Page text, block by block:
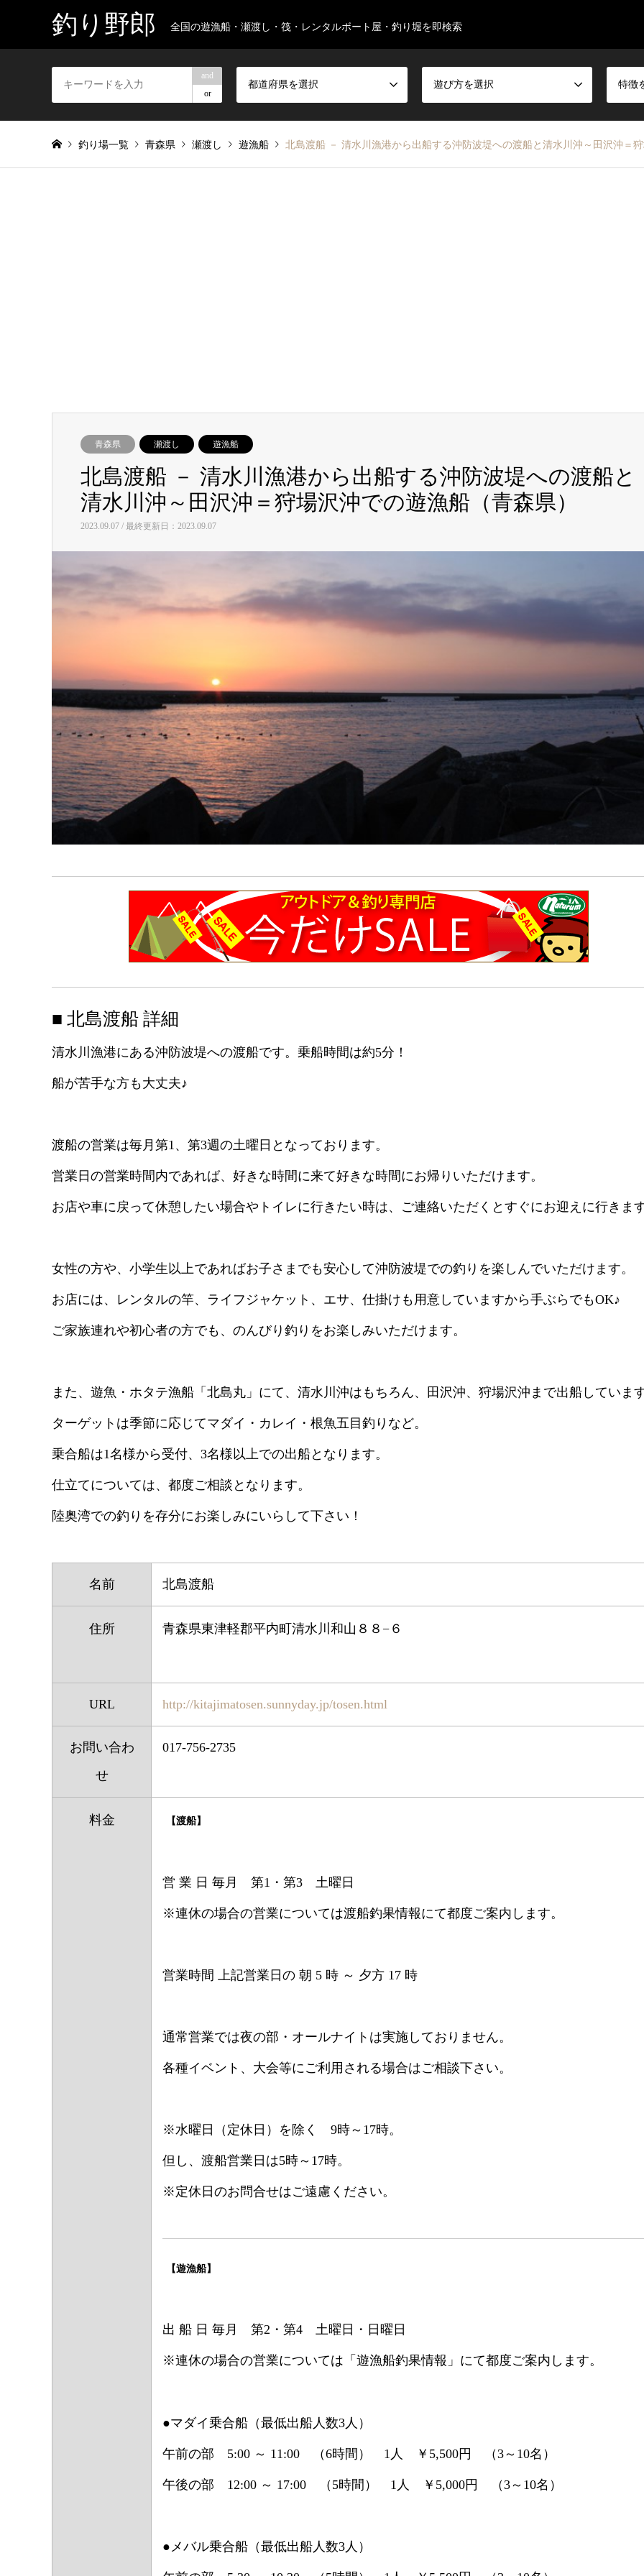
釣り野郎 全国の遊漁船・瀬渡し・筏・レンタルボート屋・釣り堀を即検索
and
or
都道府県を選択 遊び方を選択 特徴
釣り場一覧 青森県 瀬渡し 遊漁船 北島渡船 － 清水川漁港から出船する沖防波堤への渡船と清水川沖～田沢沖＝
青森県 瀬渡し 遊漁船
北島渡船 － 清水川漁港から出船する沖防波堤への渡船と
清水川沖～田沢沖＝狩場沢沖での遊漁船（青森県）
2023.09.07 / 最終更新日：2023.09.07
■ 北島渡船 詳細
清水川漁港にある沖防波堤への渡船です。乗船時間は約5分！
船が苦手な方も大丈夫♪
渡船の営業は毎月第1、第3週の土曜日となっております。
営業日の営業時間内であれば、好きな時間に来て好きな時間にお帰りいただけます。
お店や車に戻って休憩したい場合やトイレに行きたい時は、ご連絡いただくとすぐにお迎えに行きま
女性の方や、小学生以上であればお子さまでも安心して沖防波堤での釣りを楽しんでいただけます。
お店には、レンタルの竿、ライフジャケット、エサ、仕掛けも用意していますから手ぶらでもOK♪
ご家族連れや初心者の方でも、のんびり釣りをお楽しみいただけます。
また、遊魚・ホタテ漁船「北島丸」にて、清水川沖はもちろん、田沢沖、狩場沢沖まで出船していま
ターゲットは季節に応じてマダイ・カレイ・根魚五目釣りなど。
乗合船は1名様から受付、3名様以上での出船となります。
仕立てについては、都度ご相談となります。
陸奥湾での釣りを存分にお楽しみにいらして下さい！
名前 北島渡船
住所 青森県東津軽郡平内町清水川和山８８−６
URL http://kitajimatosen.sunnyday.jp/tosen.html
お問い合わ
せ
017-756-2735
料金 【渡船】
営 業 日 毎月 第1・第3 土曜日
※連休の場合の営業については渡船釣果情報にて都度ご案内します。
営業時間 上記営業日の 朝 5 時 ～ 夕方 17 時
通常営業では夜の部・オールナイトは実施しておりません。
各種イベント、大会等にご利用される場合はご相談下さい。
※水曜日（定休日）を除く 9時～17時。
但し、渡船営業日は5時～17時。
※定休日のお問合せはご遠慮ください。
【遊漁船】
出 船 日 毎月 第2・第4 土曜日・日曜日
※連休の場合の営業については「遊漁船釣果情報」にて都度ご案内します。
●マダイ乗合船（最低出船人数3人）
午前の部 5:00 ～ 11:00 （6時間） 1人 ￥5,500円 （3～10名）
午後の部 12:00 ～ 17:00 （5時間） 1人 ￥5,000円 （3～10名）
●メバル乗合船（最低出船人数3人）